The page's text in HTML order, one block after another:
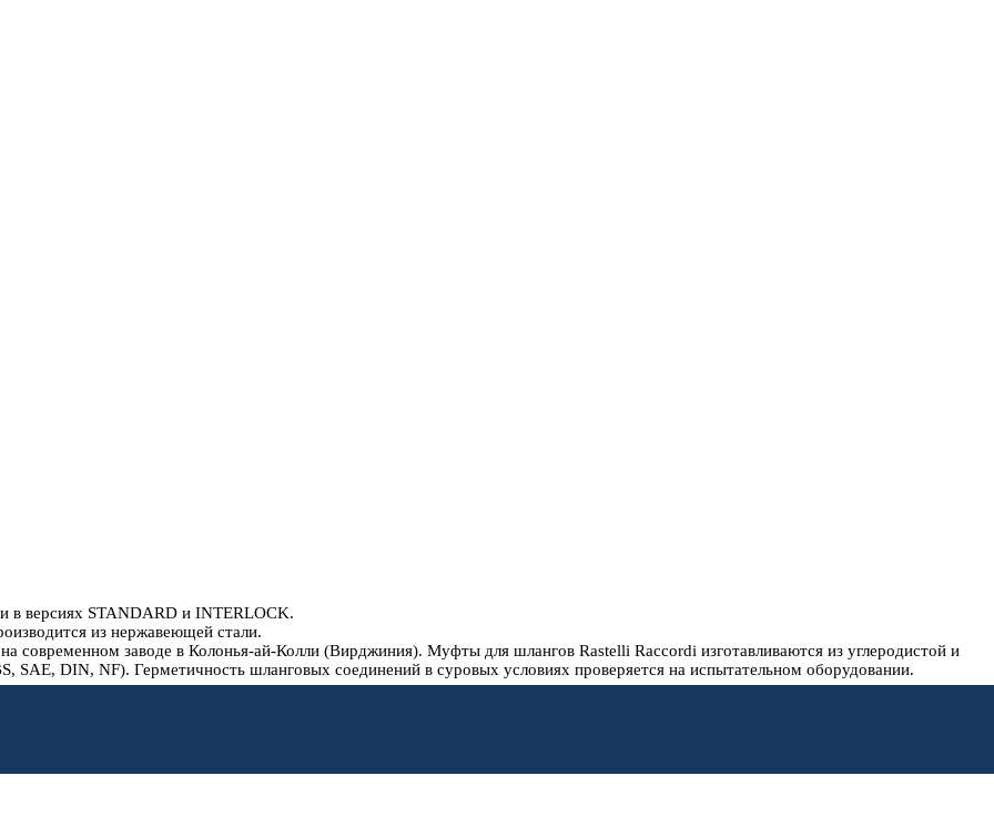
в версиях STANDARD и INTERLOCK.
из нержавеющей стали.
заводе в Колонья-ай-Колли (Вирджиния). Муфты для шлангов Rastelli Raccordi изготавливаются из углеродистой и
DIN, NF). Герметичность шланговых соединений в суровых условиях проверяется на испытательном оборудовании.